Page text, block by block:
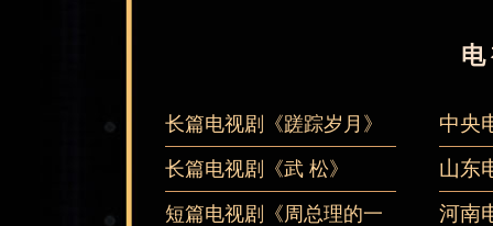
长篇电视剧《蹉踪岁月》 中央
长篇电视剧《武 松》 山东
短篇电视剧《周总理的一
河南